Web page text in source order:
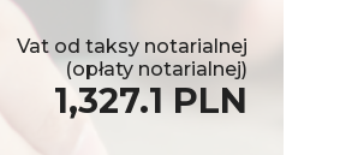
Vat od taksy notarialnej
(opłaty notarialnej)
1,327.1 PLN